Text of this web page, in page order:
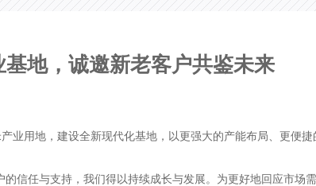
地，诚邀新老客户共鉴未来
用地，建设全新现代化基地，以更强大的产能布局、更便捷
任与支持，我们得以持续成长与发展。为更好地回应市场